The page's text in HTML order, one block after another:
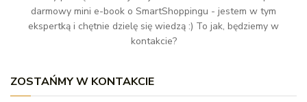
darmowy mini e-book o SmartShoppingu - jestem w tym
ekspertką i chętnie dzielę się wiedzą :) To jak, będziemy w
kontakcie?
ZOSTAŃMY W KONTAKCIE